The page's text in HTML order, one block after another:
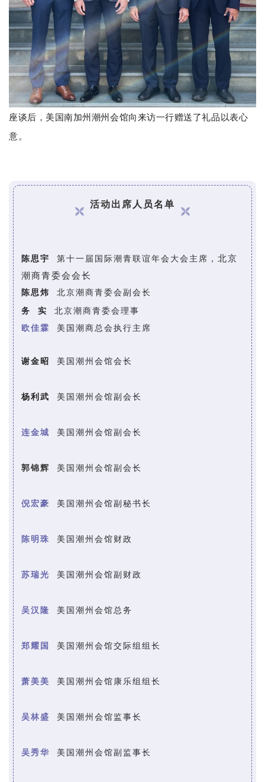
座谈后，美国南加州潮州会馆向来访一行赠送了礼品以表心
意。
活动出席人员名单
陈思宇 第十一届国际潮青联谊年会大会主席， 北京
潮商青委会会长
陈思炜 北京潮商青委会副会长
务 实 北京潮商青委会理事
欧佳霖 美国潮商总会执行主席
谢金昭 美国潮州会馆会长
杨利武 美国潮州会馆副会长
连金城 美国潮州会馆副会长
郭锦辉 美国潮州会馆副会长
倪宏豪 美国潮州会馆副秘书长
陈明珠 美国潮州会馆财政
苏瑞光 美国潮州会馆副 财政
吴汉隆 美国潮州会馆总务
郑耀国 美国潮州会馆交际组组长
萧美美 美国潮州会馆康乐组组长
吴林盛 美国潮州会馆监事长
吴秀华 美国潮州会馆副监事长